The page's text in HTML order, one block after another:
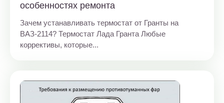
особенностях ремонта
Зачем устанавливать термостат от Гранты на
ВАЗ-2114? Термостат Лада Гранта Любые
коррективы, которые...